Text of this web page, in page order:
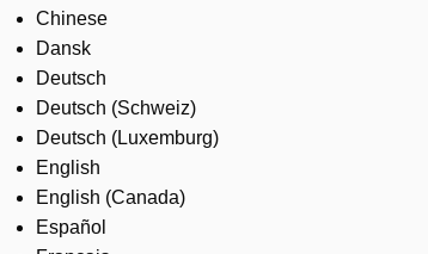
Chinese
Dansk
Deutsch
Deutsch (Schweiz)
Deutsch (Luxemburg)
English
English (Canada)
Español